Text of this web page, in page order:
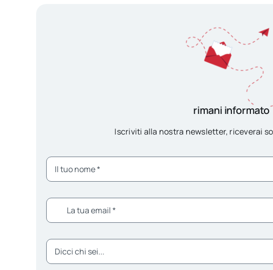
rimani informato
Iscriviti alla nostra newsletter, riceverai